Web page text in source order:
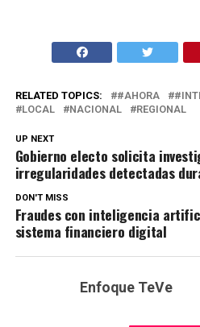
RELATED TOPICS: #AHORA
LOCAL
NACIONAL REGIONAL
UP NEXT
Gobierno electo solicita
irregularidades detectadas
DON'T MISS
Fraudes con inteligencia
sistema financiero digital
Enfoque TeVe